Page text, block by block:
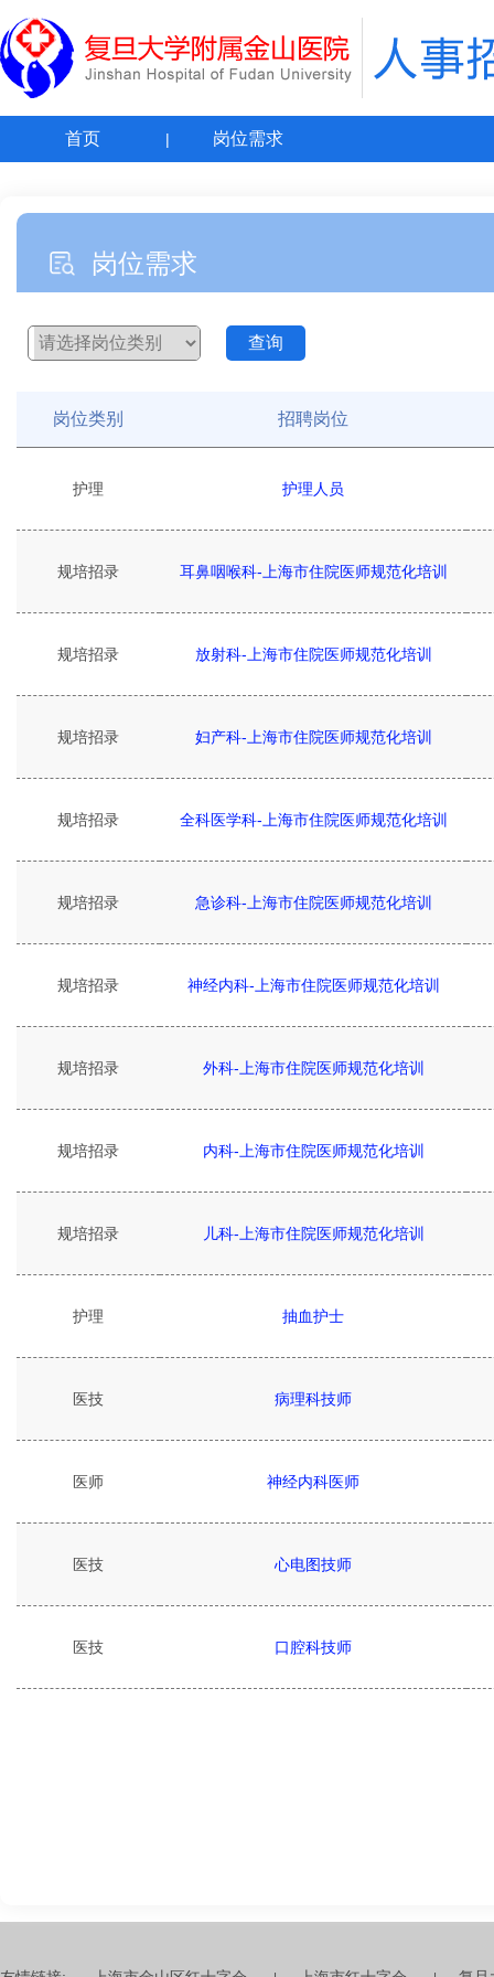
首页 岗位需求
岗位需求
岗位类别 招聘岗位
护理 护理人员
规培招录 耳鼻咽喉科-上海市住院医师规范化培训
规培招录 放射科-上海市住院医师规范化培训
规培招录 妇产科-上海市住院医师规范化培训
规培招录 全科医学科-上海市住院医师规范化培训
规培招录 急诊科-上海市住院医师规范化培训
规培招录 神经内科-上海市住院医师规范化培训
规培招录 外科-上海市住院医师规范化培训
规培招录 内科-上海市住院医师规范化培训
规培招录 儿科-上海市住院医师规范化培训
护理 抽血护士
医技 病理科技师
医师 神经内科医师
医技 心电图技师
医技 口腔科技师